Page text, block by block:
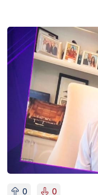
Imagen
0 0